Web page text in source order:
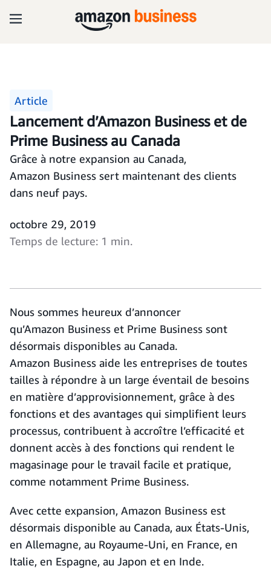
Article
Lancement d’Amazon Business et de
Prime Business au Canada
Grâce à notre expansion au Canada,
Amazon Business sert maintenant des clients
dans neuf pays.
octobre 29, 2019
Temps de lecture: 1 min.
Nous sommes heureux d’annoncer
qu’Amazon Business et Prime Business sont
désormais disponibles au Canada.
Amazon Business aide les entreprises de toutes
tailles à répondre à un large éventail de besoins
en matière d’approvisionnement, grâce à des
fonctions et des avantages qui simplifient leurs
processus, contribuent à accroître l’efficacité et
donnent accès à des fonctions qui rendent le
magasinage pour le travail facile et pratique,
comme notamment Prime Business.
Avec cette expansion, Amazon Business est
désormais disponible au Canada, aux États-Unis,
en Allemagne, au Royaume-Uni, en France, en
Italie, en Espagne, au Japon et en Inde.